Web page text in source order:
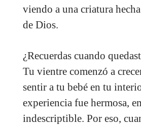
viendo a una criatura
de Dios.
¿Recuerdas cuando
Tu vientre comenzó a
sentir a tu bebé en tu
experiencia fue hermosa,
indescriptible. Por eso,